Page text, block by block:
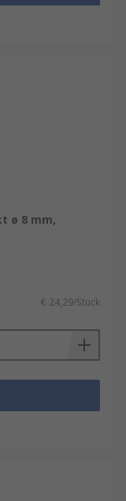
ø 8 mm,
€ 24,29/Stück